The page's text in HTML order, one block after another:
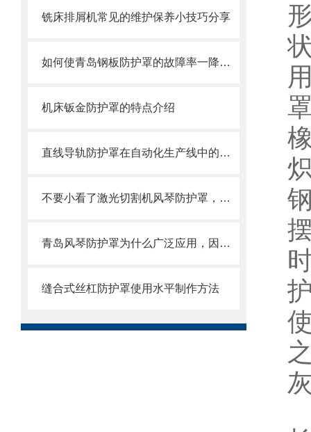
铣床排屑机常见的维护保养小技巧分享
如何使青岛钢板防护罩的故障率一降再低？
机床钣金防护罩的特点介绍
直线导轨防护罩在自动化生产线中的作用
不要小看了激光切割机风琴防护罩，它可有不少优势呢
青岛风琴防护罩为什么广泛应用，因为它的优点太多了
缝合式丝杠防护罩使用水平制作方法